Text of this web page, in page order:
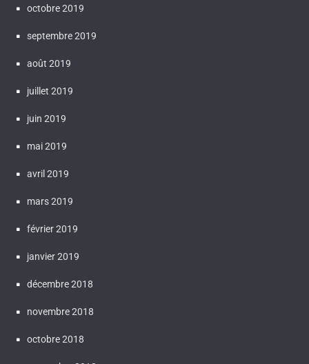
octobre 2019
septembre 2019
août 2019
juillet 2019
juin 2019
mai 2019
avril 2019
mars 2019
février 2019
janvier 2019
décembre 2018
novembre 2018
octobre 2018